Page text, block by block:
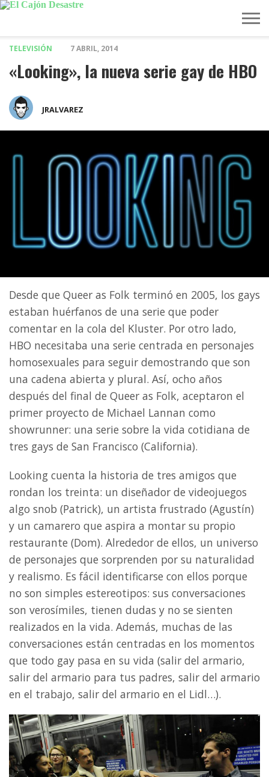
TELEVISIÓN 7 ABRIL, 2014
«Looking», la nueva serie gay de HBO
JRALVAREZ
Desde que Queer as Folk terminó en 2005, los gays
estaban huérfanos de una serie que poder
comentar en la cola del Kluster. Por otro lado,
HBO necesitaba una serie centrada en personajes
homosexuales para seguir demostrando que son
una cadena abierta y plural. Así, ocho años
después del final de Queer as Folk, aceptaron el
primer proyecto de Michael Lannan como
showrunner: una serie sobre la vida cotidiana de
tres gays de San Francisco (California).
Looking cuenta la historia de tres amigos que
rondan los treinta: un diseñador de videojuegos
algo snob (Patrick), un artista frustrado (Agustín)
y un camarero que aspira a montar su propio
restaurante (Dom). Alrededor de ellos, un universo
de personajes que sorprenden por su naturalidad
y realismo. Es fácil identificarse con ellos porque
no son simples estereotipos: sus conversaciones
son verosímiles, tienen dudas y no se sienten
realizados en la vida. Además, muchas de las
conversaciones están centradas en los momentos
que todo gay pasa en su vida (salir del armario,
salir del armario para tus padres, salir del armario
en el trabajo, salir del armario en el Lidl…).